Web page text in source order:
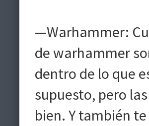
—Warhammer:
de warhammer
dentro de lo que
supuesto, pero
bien. Y también